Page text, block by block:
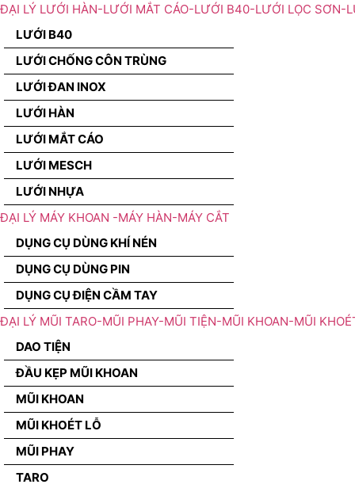
ĐẠI LÝ LƯỚI HÀN-LƯỚI MẮT CÁO-LƯỚI B40-LƯỚI LỌC SƠN-
LƯỚI B40
LƯỚI CHỐNG CÔN TRÙNG
LƯỚI ĐAN INOX
LƯỚI HÀN
LƯỚI MẮT CÁO
LƯỚI MESCH
LƯỚI NHỰA
ĐẠI LÝ MÁY KHOAN -MÁY HÀN-MÁY CẮT
DỤNG CỤ DÙNG KHÍ NÉN
DỤNG CỤ DÙNG PIN
DỤNG CỤ ĐIỆN CẦM TAY
ĐẠI LÝ MŨI TARO-MŨI PHAY-MŨI TIỆN-MŨI KHOAN-MŨI
DAO TIỆN
ĐẦU KẸP MŨI KHOAN
MŨI KHOAN
MŨI KHOÉT LỖ
MŨI PHAY
TARO